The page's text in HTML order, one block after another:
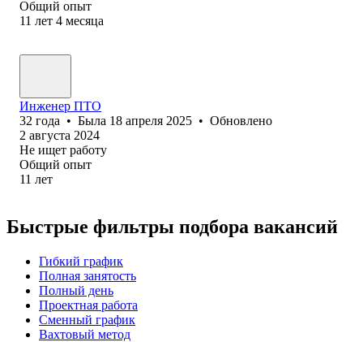
Общий опыт
11 лет 4 месяца
Инженер ПТО
32 года • Была 18 апреля 2025 • Обновлено
2 августа 2024
Не ищет работу
Общий опыт
11 лет
Быстрые фильтры подбора вакансий
Гибкий график
Полная занятость
Полный день
Проектная работа
Сменный график
Вахтовый метод